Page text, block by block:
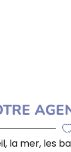
la mer, les